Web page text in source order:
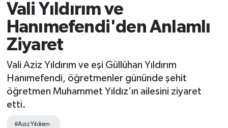
Vali Yıldırım ve
Hanımefendi'den Anlamlı
Ziyaret
Vali Aziz Yıldırım ve eşi Güllühan Yıldırım
Hanımefendi, öğretmenler gününde şehit
öğretmen Muhammet Yıldız’ın ailesini ziyaret
etti.
#Aziz Yıldırım
Süper Lig Puan Durumu ve Fikstür
Tüm Manşetler
Son Dakika Haberleri
Haber Arşivi